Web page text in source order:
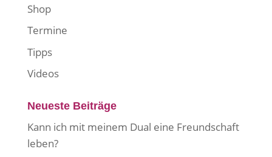
Shop
Termine
Tipps
Videos
Neueste Beiträge
Kann ich mit meinem Dual eine Freundschaft
leben?